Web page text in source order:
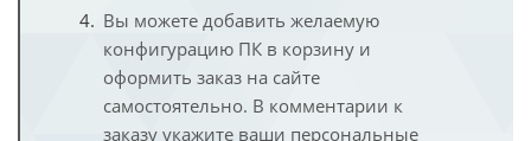
Вы можете добавить желаемую
конфигурацию ПК в корзину и
оформить заказ на сайте
самостоятельно. В комментарии к
заказу укажите ваши персональные